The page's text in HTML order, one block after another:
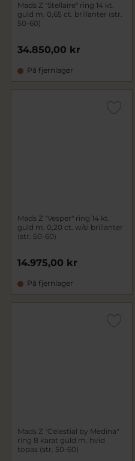
Mads Z "Stellaire" ring 14 kt.
guld m. 0,65 ct. brillanter (str.
50-60)
34.850,00 kr
På fjernlager
Mads Z "Vesper" ring 14 kt.
guld m. 0,20 ct. w/si brillanter
(str. 50-60)
14.975,00 kr
På fjernlager
Mads Z "Celestial by Medina"
ring 8 karat guld m. hvid
topas (str. 50-60)